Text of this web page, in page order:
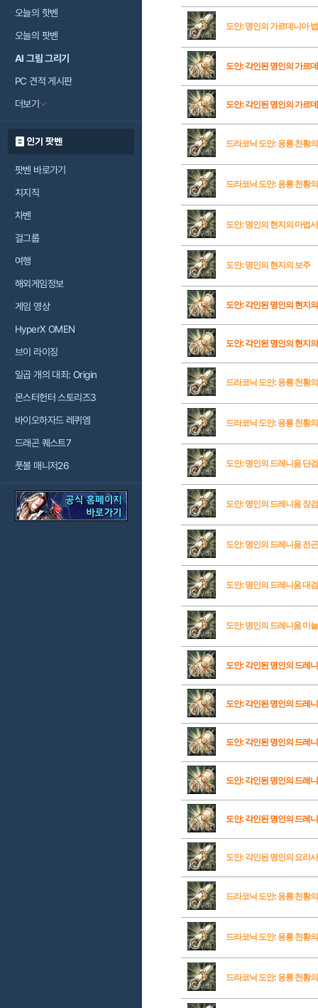
오늘의 핫벤
오늘의 팟벤
AI 그림 그리기
PC 견적 게시판
더보기
인기 팟벤
팟벤 바로가기
치지직
차벤
걸그룹
여행
해외게임정보
게임 영상
HyperX OMEN
브이 라이징
일곱 개의 대죄: Origin
몬스터헌터 스토리즈3
바이오하자드 레퀴엠
드래곤 퀘스트7
풋볼 매니저26
도안: 명인의 가르데니아
도안: 각인된 명인의 가르
도안: 각인된 명인의 가르
드라코닉 도안: 응룡 천황
드라코닉 도안: 응룡 천황
도안: 명인의 현지의 마법서
도안: 명인의 현지의 보주
도안: 각인된 명인의 현지
도안: 각인된 명인의 현지
드라코닉 도안: 응룡 천황
드라코닉 도안: 응룡 천황
도안: 명인의 드레니움 단검
도안: 명인의 드레니움 장검
도안: 명인의 드레니움 전곤
도안: 명인의 드레니움 대검
도안: 명인의 드레니움 미
도안: 각인된 명인의 드레
도안: 각인된 명인의 드레
도안: 각인된 명인의 드레
도안: 각인된 명인의 드레
도안: 각인된 명인의 드레
도안: 각인된 명인의 요리
드라코닉 도안: 응룡 천황
드라코닉 도안: 응룡 천황
드라코닉 도안: 응룡 천황